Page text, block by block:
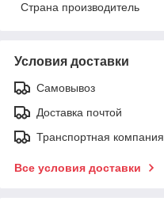
Страна производитель
Условия доставки
Самовывоз
Доставка почтой
Транспортная компания
Все условия доставки